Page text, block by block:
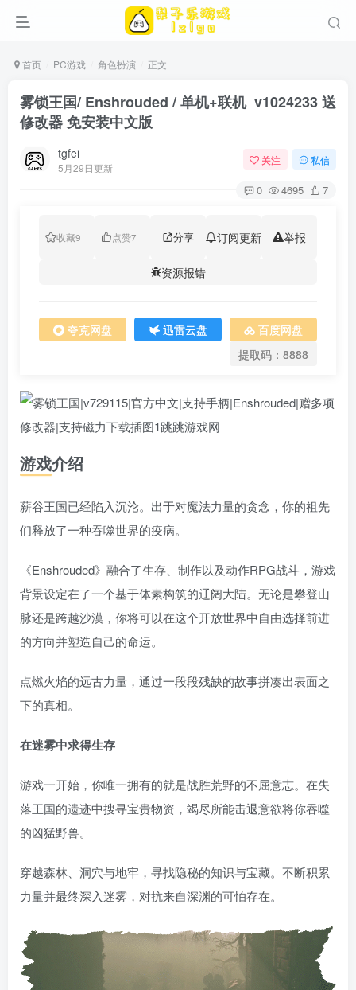
首页 PC游戏 角色扮演 正文
雾锁王国/ Enshrouded / 单机+联机 v1024233 送
修改器 免安装中文版
tgfei
5月29日更新
关注 私信
0 4695 7
收藏9 点赞7 分享 订阅更新 举报
资源报错
夸克网盘 迅雷云盘
百度网盘
提取码：8888
游戏介绍
薪谷王国已经陷入沉沦。出于对魔法力量的贪念，你的祖先
们释放了一种吞噬世界的疫病。
《Enshrouded》融合了生存、制作以及动作RPG战斗，游戏
背景设定在了一个基于体素构筑的辽阔大陆。无论是攀登山
脉还是跨越沙漠，你将可以在这个开放世界中自由选择前进
的方向并塑造自己的命运。
点燃火焰的远古力量，通过一段段残缺的故事拼凑出表面之
下的真相。
在迷雾中求得生存
游戏一开始，你唯一拥有的就是战胜荒野的不屈意志。在失
落王国的遗迹中搜寻宝贵物资，竭尽所能击退意欲将你吞噬
的凶猛野兽。
穿越森林、洞穴与地牢，寻找隐秘的知识与宝藏。不断积累
力量并最终深入迷雾，对抗来自深渊的可怕存在。